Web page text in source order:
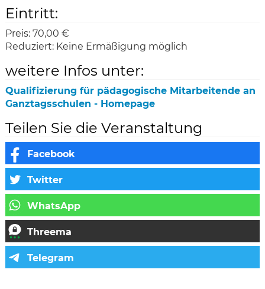
Eintritt:
Preis: 70,00 €
Reduziert: Keine Ermäßigung möglich
weitere Infos unter:
Qualifizierung für pädagogische Mitarbeitende an
Ganztagsschulen - Homepage
Teilen Sie die Veranstaltung